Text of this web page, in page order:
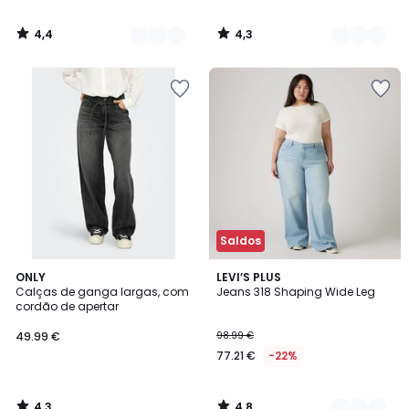
4,4
/
4,3
/
ONLY
Calças de ganga largas, com
cordão de apertar
49.99 €
4,3
/ 5
Saldos
LEVI’S PLUS
Jeans 318 Shaping Wide Leg
98.99 €
77.21 € -22%
4,8
/ 5
2
Cores